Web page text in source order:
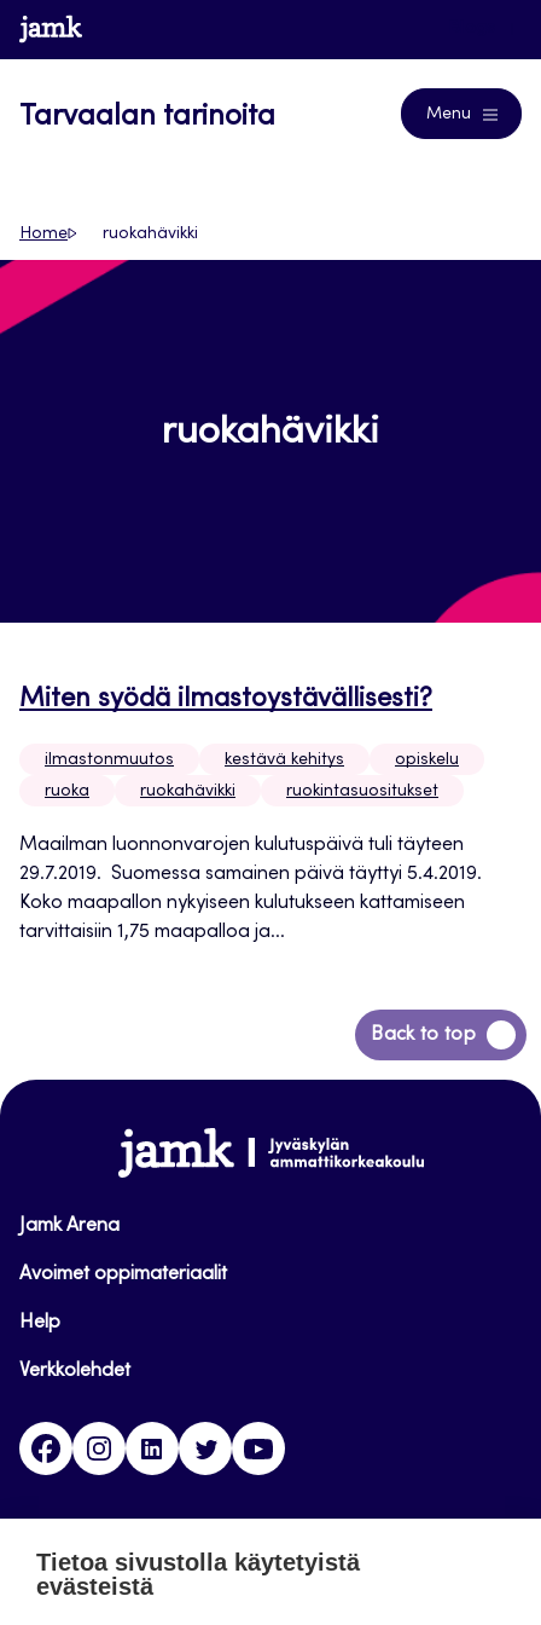
Siirry
suoraan
www.jamk.fi
Tarvaalan tarinoita Menu
Home ruokahävikki
ruokahävikki
Miten syödä ilmastoystävällisesti?
ilmastonmuutos kestävä kehitys
opiskelu
ruoka
ruokahävikki ruokintasuositukset
Maailman luonnonvarojen kulutuspäivä tuli täyteen
29.7.2019. Suomessa samainen päivä täyttyi 5.4.2019.
Koko maapallon nykyiseen kulutukseen kattamiseen
tarvittaisiin 1,75 maapalloa ja...
Back to top
Siirry
takaisin
www.jamk.fi
Jamk Arena
Avoimet oppimateriaalit
Help
Verkkolehdet
FacebookInstagramLinkedinTwitter
Tietoa sivustolla käytetyistä
evästeistä